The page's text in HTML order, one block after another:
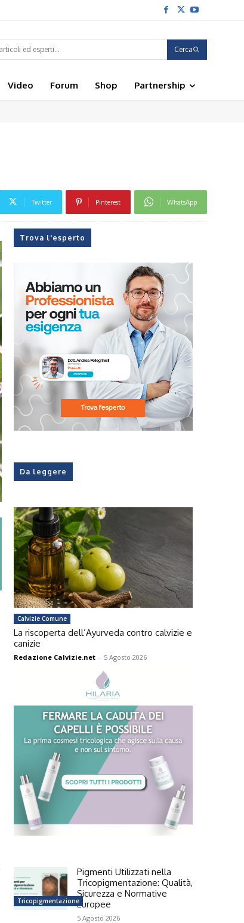
Cerca
Video Forum Shop Partnership
Twitter Pinterest WhatsApp
Trova l'esperto
Da leggere
Calvizie Comune
La riscoperta dell’Ayurveda contro calvizie e
canizie
Redazione Calvizie.net - 5 Agosto 2026
Tricopigmentazione
Pigmenti Utilizzati nella
Tricopigmentazione: Qualità,
Sicurezza e Normative
Europee
5 Agosto 2026